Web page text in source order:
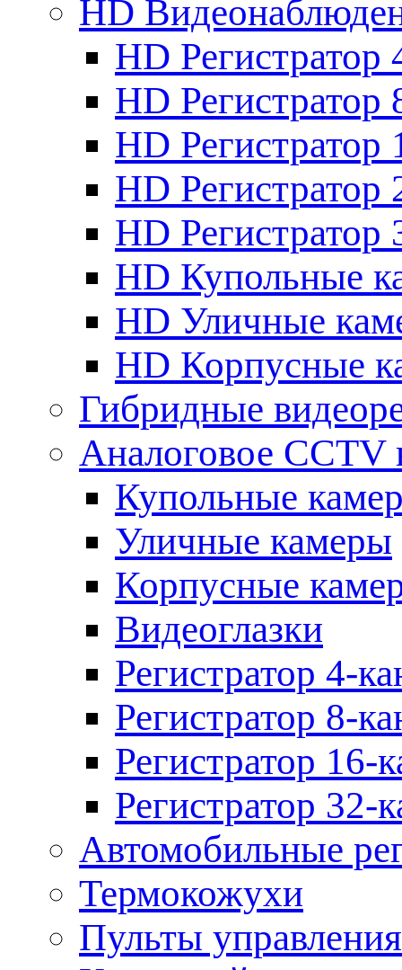
HD
HD Регистратор
HD Регистратор
HD Регистратор
HD Регистратор
HD Регистратор
HD Купольные
HD Уличные
HD Корпусные
Гибридные
Аналоговое CCTV
Купольные
Уличные камеры
Корпусные
Видеоглазки
Регистратор 4-
Регистратор 8-
Регистратор 16-
Регистратор 32-
Автомобильные
Термокожухи
Пульты управления